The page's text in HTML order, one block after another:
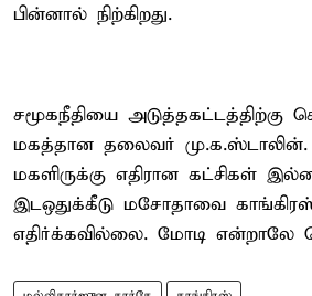
பின்னால் நிற்கிறது.
சமூகநீதியை அடுத்தகட்டத்திற்கு
மகத்தான தலைவர் மு.க.ஸ்டாலின்.
மகளிருக்கு எதிரான கட்சிகள்
இடஒதுக்கீடு மசோதாவை
எதிர்க்கவில்லை. மோடி என்றாலே